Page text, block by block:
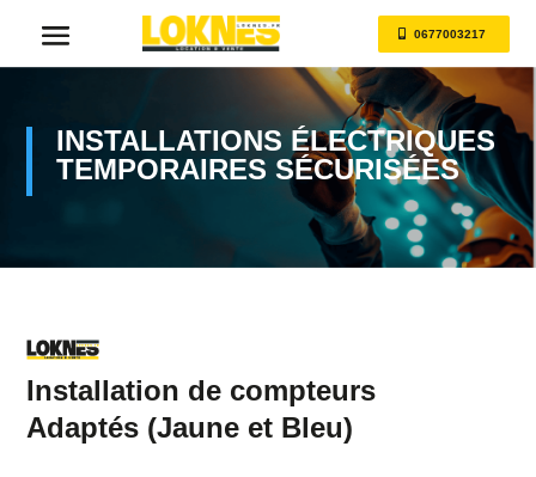
0677003217
INSTALLATIONS ÉLECTRIQUES
TEMPORAIRES SÉCURISÉES
Installation de compteurs
Adaptés (Jaune et Bleu)